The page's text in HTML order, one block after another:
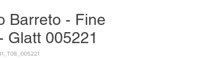
Barreto - Fine
Glatt 005221